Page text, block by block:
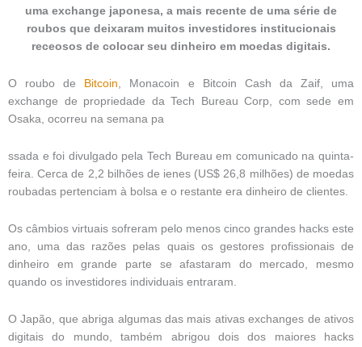
uma exchange japonesa, a mais recente de uma série de
roubos que deixaram muitos investidores institucionais
receosos de colocar seu dinheiro em moedas digitais.
O roubo de Bitcoin , Monacoin e Bitcoin Cash da Zaif, uma
exchange de propriedade da Tech Bureau Corp, com sede em
Osaka, ocorreu na semana pa
ssada e foi divulgado pela Tech Bureau em comunicado na quinta-
feira. Cerca de 2,2 bilhões de ienes (US$ 26,8 milhões) de moedas
roubadas pertenciam à bolsa e o restante era dinheiro de clientes.
Os câmbios virtuais sofreram pelo menos cinco grandes hacks este
ano, uma das razões pelas quais os gestores profissionais de
dinheiro em grande parte se afastaram do mercado, mesmo
quando os investidores individuais entraram.
O Japão, que abriga algumas das mais ativas exchanges de ativos
digitais do mundo, também abrigou dois dos maiores hacks